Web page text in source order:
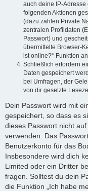
auch deine IP-
folgenden Aktionen
(dazu zählen Private
zentralen Profildaten
Passwort) und
übermittelte Browser-
ist online?“-Funktion
Schließlich erfordern
Daten gespeichert
bei Umfragen, der
von dir gesetzte
Dein Passwort wird mit
gespeichert, so dass es
dieses Passwort nicht
verwenden. Das
Benutzerkonto für das
Insbesondere wird dich
Limited oder ein Dritter
fragen. Solltest du dein
die Funktion „Ich habe